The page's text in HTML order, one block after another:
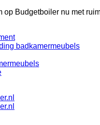
op Budgetboiler nu met
badkamermeubels